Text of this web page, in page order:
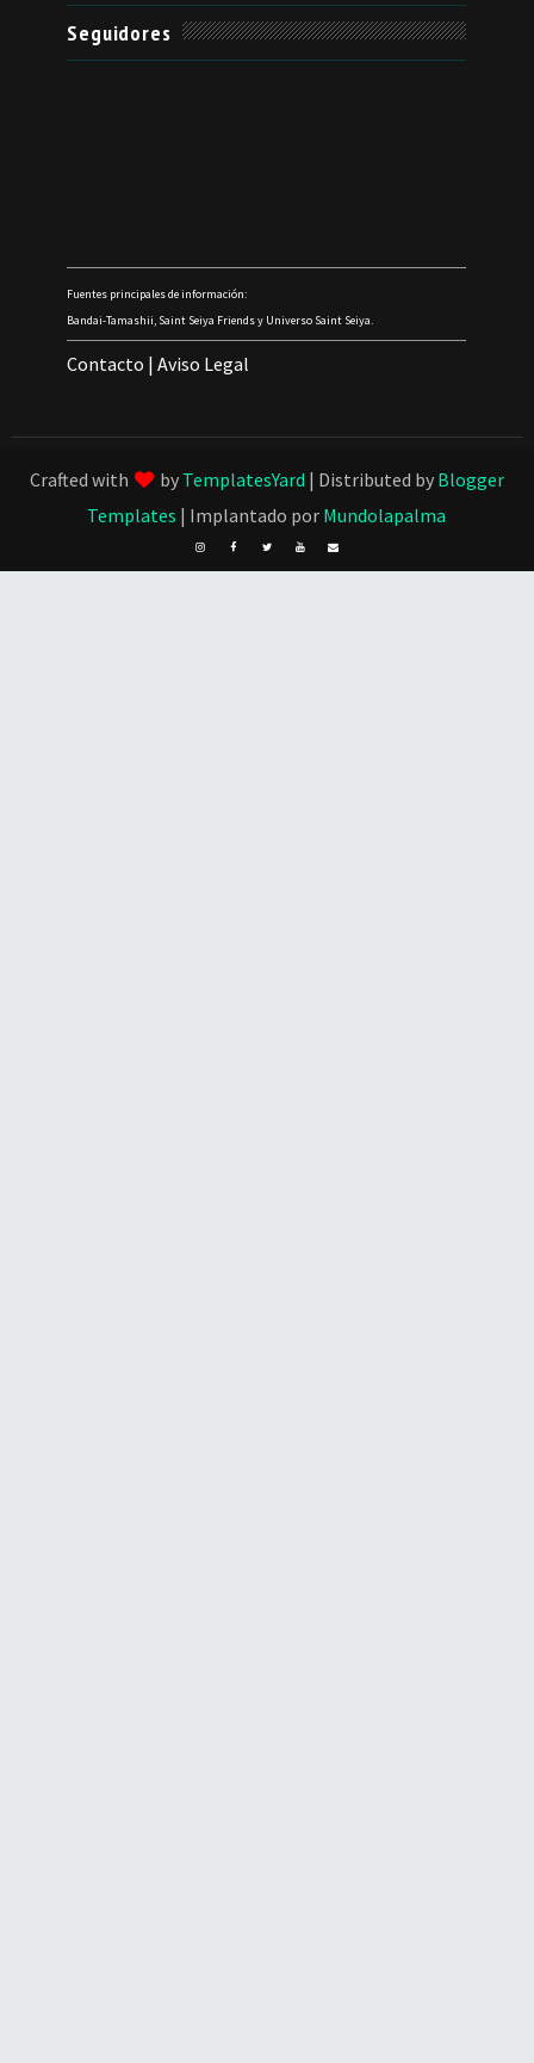
Seguidores
Fuentes principales de información:
Bandai-Tamashii, Saint Seiya Friends y Universo Saint Seiya.
Contacto |Aviso Legal
Crafted with by TemplatesYard | Distributed by Blogger
Templates | Implantado por Mundolapalma